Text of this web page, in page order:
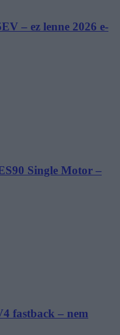
– ez lenne 2026 e-
Single Motor –
fastback – nem